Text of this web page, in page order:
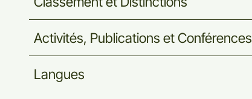
Activités, Publications etConférences
Langues